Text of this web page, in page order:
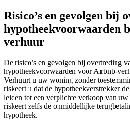
Risico’s en gevolgen bij
hypotheekvoorwaarden
verhuur
De risico’s en gevolgen bij overtreding
hypotheekvoorwaarden voor Airbnb-
Verhuurt u uw woning zonder
riskeert u dat de hypotheekverstrekker
leiden tot een verplichte verkoop van
riskeert zelfs de onmiddellijke
hypotheek.